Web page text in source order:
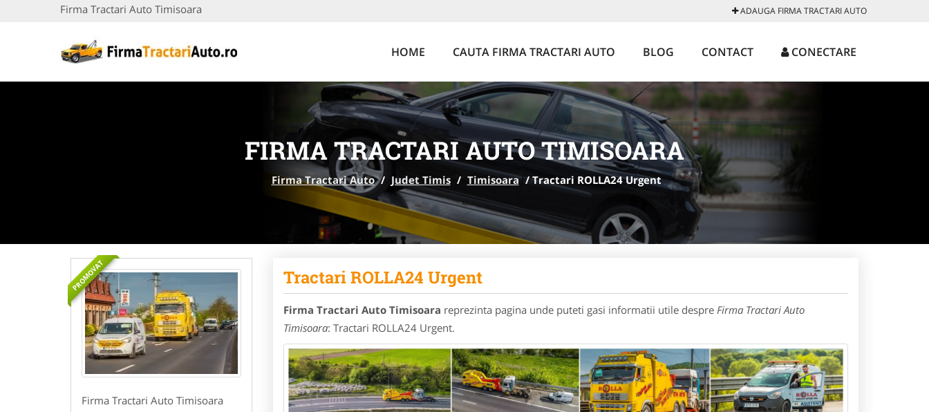
Firma Tractari Auto Timisoara ADAUGA FIRMA TRACTARI AUTO
HOME CAUTA FIRMA TRACTARI AUTO BLOG CONTACT CONECTARE
FIRMA TRACTARI AUTO TIMISOARA
Firma Tractari Auto / Judet Timis / Timisoara /Tractari ROLLA24 Urgent
PROMOVAT
Firma Tractari Auto Timisoara
Tractari ROLLA24 Urgent
Firma Tractari Auto Timisoara reprezinta pagina unde puteti gasi informatii utile despre Firma Tractari Auto
Timisoara: Tractari ROLLA24 Urgent.